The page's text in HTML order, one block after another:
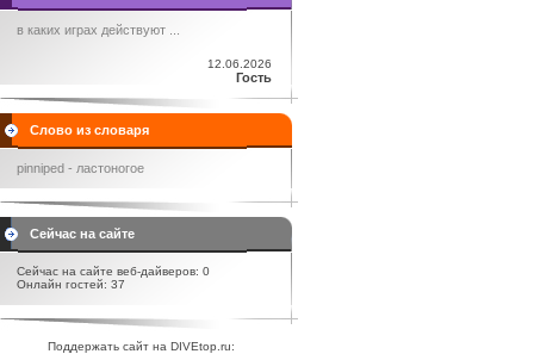
в каких играх действуют ...
12.06.2026
Гость
Слово из словаря
pinniped - ластоногое
Сейчас на сайте
Сейчас на сайте веб-дайверов: 0
Онлайн гостей: 37
Поддержать сайт на DIVEtop.ru: